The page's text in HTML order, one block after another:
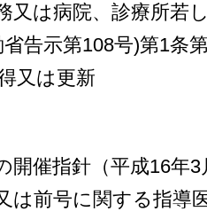
又は病院、診療所若
告示第108号)第1条
又は更新
開催指針（平成16年
は前号に関する指導